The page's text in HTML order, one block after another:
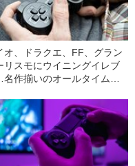
オ、ドラクエ、FF、グラン
リスモにウイニングイレブ
作揃いのオールタイム
ム」1位の行方は!?